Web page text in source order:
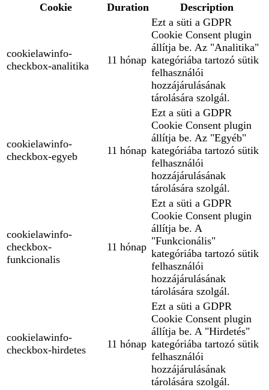
Cookie
Duration Description
cookielawinfo-
checkbox-analitika
11 hónap
Ezt a süti a GDPR
Cookie Consent plugin
állítja be. Az "Analitika"
kategóriába tartozó sütik
felhasználói
hozzájárulásának
tárolására szolgál.
cookielawinfo-
checkbox-egyeb
11 hónap
Ezt a süti a GDPR
Cookie Consent plugin
állítja be. Az "Egyéb"
kategóriába tartozó sütik
felhasználói
hozzájárulásának
tárolására szolgál.
cookielawinfo-
checkbox-
funkcionalis
11 hónap
Ezt a süti a GDPR
Cookie Consent plugin
állítja be. A
"Funkcionális"
kategóriába tartozó sütik
felhasználói
hozzájárulásának
tárolására szolgál.
cookielawinfo-
checkbox-hirdetes
11 hónap
Ezt a süti a GDPR
Cookie Consent plugin
állítja be. A "Hirdetés"
kategóriába tartozó sütik
felhasználói
hozzájárulásának
tárolására szolgál.